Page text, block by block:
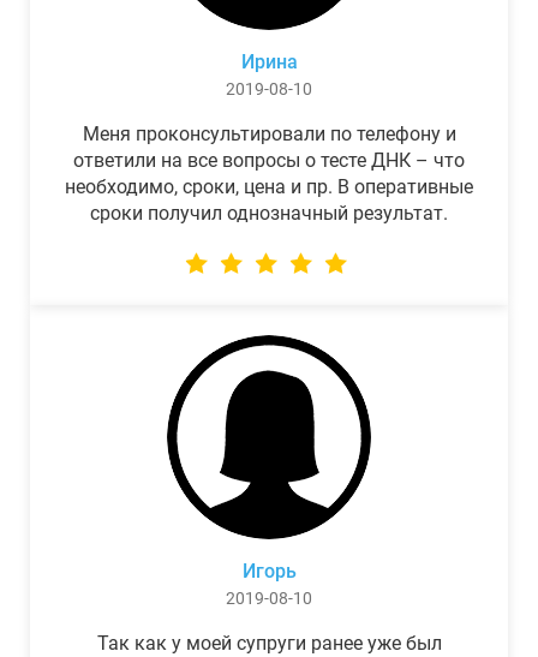
Ирина
2019-08-10
Меня проконсультировали по телефону и
ответили на все вопросы о тесте ДНК – что
необходимо, сроки, цена и пр. В оперативные
сроки получил однозначный результат.
Игорь
2019-08-10
Так как у моей супруги ранее уже был